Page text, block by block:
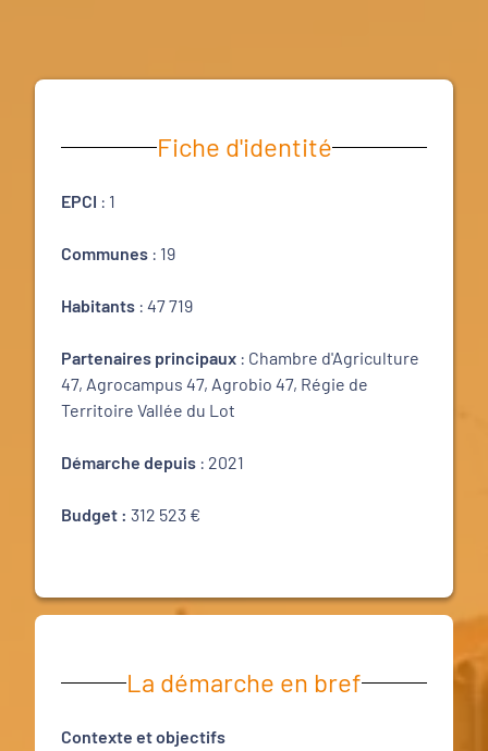
Fiche d'identité
EPCI : 1
Communes : 19
Habitants : 47 719
Partenaires principaux : Chambre d'Agriculture
47, Agrocampus 47, Agrobio 47, Régie de
Territoire Vallée du Lot
Démarche depuis : 2021
Budget : 312 523 €
La démarche en bref
Contexte et objectifs